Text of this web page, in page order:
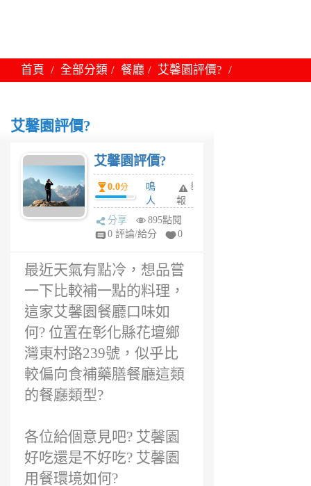
首頁 全部分類 餐廳 艾馨園評價?
艾馨園評價?
艾馨園評價?
0.0分
鳴
人
6
年
舉
報
分享
895點閱
0 評論/給分
0
最近天氣有點冷，想品嘗
一下比較補一點的料理，
這家艾馨園餐廳口味如
何? 位置在彰化縣花壇鄉
灣東村路239號，似乎比
較偏向食補藥膳餐廳這類
的餐廳類型?
各位給個意見吧? 艾馨園
好吃還是不好吃? 艾馨園
用餐環境如何?